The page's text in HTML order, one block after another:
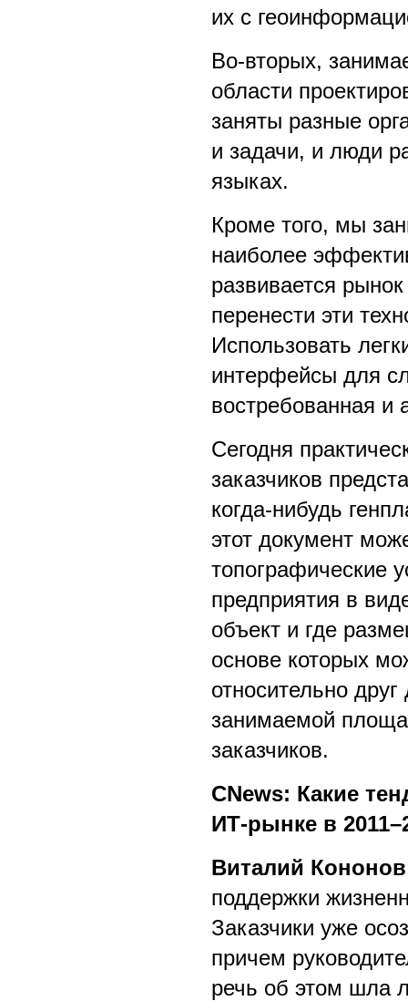
их с
Во-вторых,
области
заняты разные
и задачи, и люди
языках.
Кроме того, мы
наиболее
развивается
перенести эти
Использовать
интерфейсы для
востребованная и
Сегодня
заказчиков
когда-нибудь
этот документ
топографические
предприятия в
объект и где
основе которых
относительно
занимаемой
заказчиков.
CNews: Какие
ИТ-рынке в
Виталий
поддержки
Заказчики уже
причем
речь об этом шла